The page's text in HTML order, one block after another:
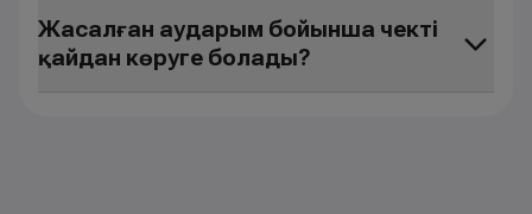
Жасалған аударым бойынша чекті
қайдан көруге болады?